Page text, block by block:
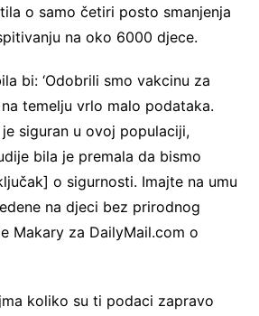
o samo četiri posto smanjenja
na oko 6000 djece.
bi: ‘Odobrili smo vakcinu za
temelju vrlo malo podataka.
siguran u ovoj populaciji,
bila je premala da bismo
o sigurnosti. Imajte na umu
na djeci bez prirodnog
Makary za DailyMail.com o
koliko su ti podaci zapravo